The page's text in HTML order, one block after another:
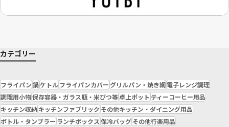
カテゴリー
フライパン鍋ケトルフライパンカバーグリルパン・焼き網電子レンジ調理
調理用小物保存容器・ガラス瓶・米びつ等卓上ポット ティーコーヒー用品
キッチン収納キッチンファブリック その他キッチン・ダイニング用品
ボトル・タンブラー ランチボックス保冷バッグその他行楽用品